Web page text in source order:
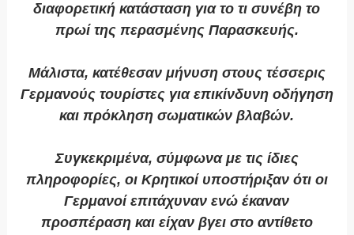
διαφορετική κατάσταση για το τι συνέβη το
πρωί της περασμένης Παρασκευής.
Μάλιστα, κατέθεσαν μήνυση στους τέσσερις
Γερμανούς τουρίστες για επικίνδυνη οδήγηση
και πρόκληση σωματικών βλαβών.
Συγκεκριμένα, σύμφωνα με τις ίδιες
πληροφορίες, οι Κρητικοί υποστήριξαν ότι οι
Γερμανοί επιτάχυναν ενώ έκαναν
προσπέραση και είχαν βγει στο αντίθετο